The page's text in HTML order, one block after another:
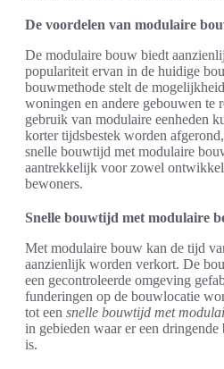
De voordelen van modulaire
De modulaire bouw biedt
populariteit ervan in de huidige
bouwmethode stelt de
woningen en andere gebouwen te
gebruik van modulaire eenheden
korter tijdsbestek worden
snelle bouwtijd met modulaire
aantrekkelijk voor zowel
bewoners.
Snelle bouwtijd met modulaire
Met modulaire bouw kan de tijd
aanzienlijk worden verkort. De
een gecontroleerde omgeving
funderingen op de bouwlocatie
tot een snelle bouwtijd met
in gebieden waar er een dringende
is.